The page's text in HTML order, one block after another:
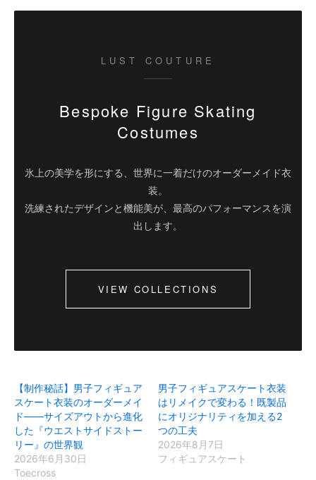
LUST COUTURE
Bespoke Figure Skating
Costumes
氷上の美学を形にする、世界に一着だけのオーダーメイド衣
装。
洗練されたデザインと機能美が、最高のパフォーマンスを演
出します。
VIEW COLLECTIONS
【制作秘話】男子フィギュア
スケート衣装のオーダーメイ
ド——サイズアウトから進化
した『ウエストサイドストー
リー』の世界観
2026年6月30日
Toecross
男子フィギュアスケート衣装
はリメイクで変わる！既製品
にオリジナリティを加える2
つの工夫
2026年8月7日
フィギュアスケート